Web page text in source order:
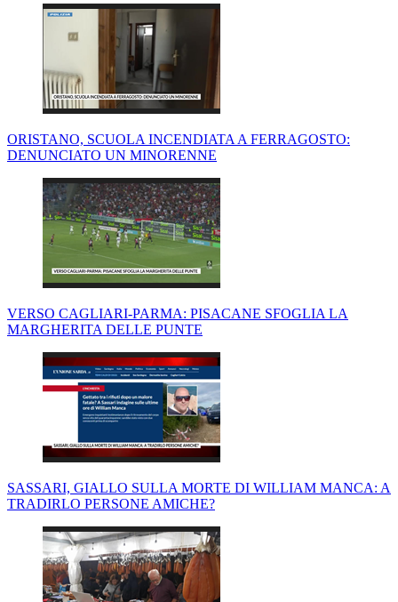
ORISTANO, SCUOLA INCENDIATA A FERRAGOSTO:
DENUNCIATO UN MINORENNE
VERSO CAGLIARI-PARMA: PISACANE SFOGLIA LA
MARGHERITA DELLE PUNTE
SASSARI, GIALLO SULLA MORTE DI WILLIAM MANCA: A
TRADIRLO PERSONE AMICHE?